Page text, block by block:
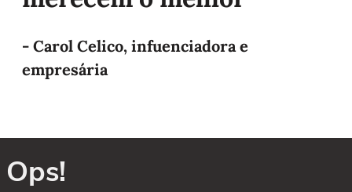
- Carol Celico, infuenciadora e
empresária
Ops!